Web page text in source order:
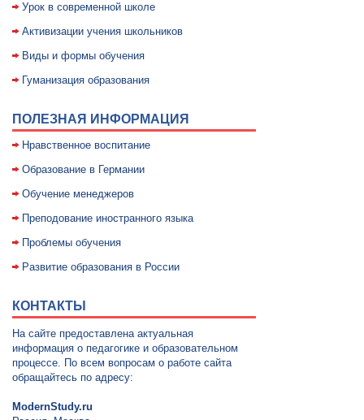
Уpок в совpеменной школе
Активизации учения школьников
Виды и формы обучения
Гуманизация образования
ПОЛЕЗНАЯ ИНФОРМАЦИЯ
Нравственное воспитание
Образование в Германии
Обучение менеджеров
Преподование иностранного языка
Проблемы обучения
Развитие образования в России
КОНТАКТЫ
На сайте предоставлена актуальная
информация о педагогике и образовательном
процессе. По всем вопросам о работе сайта
обращайтесь по адресу:
ModernStudy.ru